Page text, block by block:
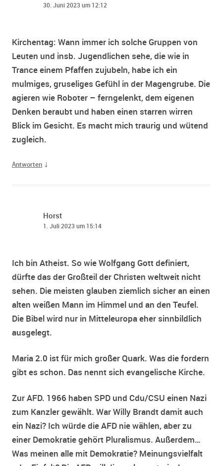
30. Juni 2023 um 12:12
Kirchentag: Wann immer ich solche Gruppen von
Leuten und insb. Jugendlichen sehe, die wie in
Trance einem Pfaffen zujubeln, habe ich ein
mulmiges, gruseliges Gefühl in der Magengrube. Die
agieren wie Roboter – ferngelenkt, dem eigenen
Denken beraubt und haben einen starren wirren
Blick im Gesicht. Es macht mich traurig und wütend
zugleich.
Antworten ↓
Horst
1. Juli 2023 um 15:14
Ich bin Atheist. So wie Wolfgang Gott definiert,
dürfte das der Großteil der Christen weltweit nicht
sehen. Die meisten glauben ziemlich sicher an einen
alten weißen Mann im Himmel und an den Teufel.
Die Bibel wird nur in Mitteleuropa eher sinnbildlich
ausgelegt.
Maria 2.0 ist für mich großer Quark. Was die fordern
gibt es schon. Das nennt sich evangelische Kirche.
Zur AFD. 1966 haben SPD und Cdu/CSU einen Nazi
zum Kanzler gewählt. War Willy Brandt damit auch
ein Nazi? Ich würde die AFD nie wählen, aber zu
einer Demokratie gehört Pluralismus. Außerdem…
Was meinen alle mit Demokratie? Meinungsvielfalt